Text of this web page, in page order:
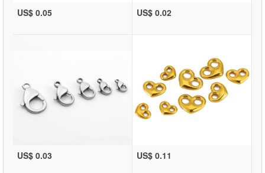
US$ 0.05 US$ 0.02
US$ 0.03 US$ 0.11